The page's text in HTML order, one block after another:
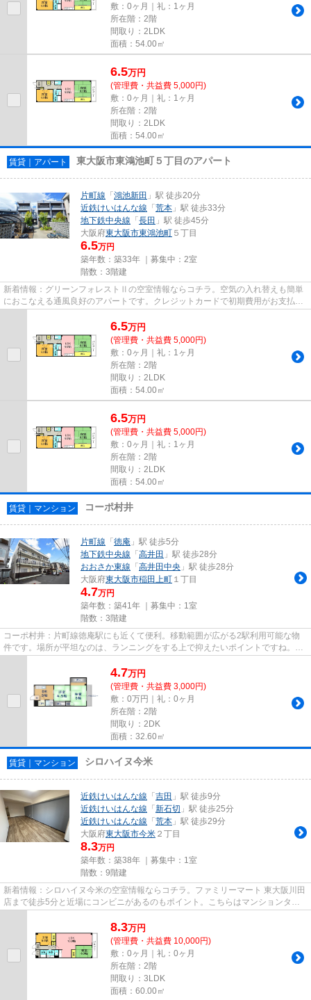
敷：0ヶ月｜礼：1ヶ月
所在階：2階
間取り：2LDK
面積：54.00㎡
6.5万円
(管理費・共益費 5,000円)
敷：0ヶ月｜礼：1ヶ月
所在階：2階
間取り：2LDK
面積：54.00㎡
賃貸｜アパート 東大阪市東鴻池町５丁目のアパート
片町線 「鴻池新田 」駅 徒歩20分
近鉄けいはんな線 「荒本 」駅 徒歩33分
地下鉄中央線 「長田 」駅 徒歩45分
大阪府東大阪市東鴻池町 ５丁目
6.5万円
築年数：築33年 ｜募集中： 2室
階数：3階建
新着情報：グリーンフォレストⅡの空室情報ならコチラ。空気の入れ替えも簡単
におこなえる通風良好のアパートです。クレジットカードで初期費用がお支払い
いただけるので、決済の手間が...
6.5万円
(管理費・共益費 5,000円)
敷：0ヶ月｜礼：1ヶ月
所在階：2階
間取り：2LDK
面積：54.00㎡
6.5万円
(管理費・共益費 5,000円)
敷：0ヶ月｜礼：1ヶ月
所在階：2階
間取り：2LDK
面積：54.00㎡
賃貸｜マンション コーポ村井
片町線 「徳庵 」駅 徒歩5分
地下鉄中央線 「高井田 」駅 徒歩28分
おおさか東線 「高井田中央 」駅 徒歩28分
大阪府東大阪市稲田上町 １丁目
4.7万円
築年数：築41年 ｜募集中： 1室
階数：3階建
コーポ村井：片町線徳庵駅にも近くて便利。移動範囲が広がる2駅利用可能な物
件です。場所が平坦なのは、ランニングをする上で抑えたいポイントですね。こ
ちらの物件から100mのところに...
4.7万円
(管理費・共益費 3,000円)
敷：0万円｜礼：0ヶ月
所在階：2階
間取り：2DK
面積：32.60㎡
賃貸｜マンション シロハイヌ今米
近鉄けいはんな線 「吉田 」駅 徒歩9分
近鉄けいはんな線 「新石切 」駅 徒歩25分
近鉄けいはんな線 「荒本 」駅 徒歩29分
大阪府東大阪市今米 ２丁目
8.3万円
築年数：築38年 ｜募集中： 1室
階数：9階建
新着情報：シロハイヌ今米の空室情報ならコチラ。ファミリーマート 東大阪川田
店まで徒歩5分と近場にコンビニがあるのもポイント。こちらはマンションタイ
プになります。道が平坦だと...
8.3万円
(管理費・共益費 10,000円)
敷：0ヶ月｜礼：0ヶ月
所在階：2階
間取り：3LDK
面積：60.00㎡